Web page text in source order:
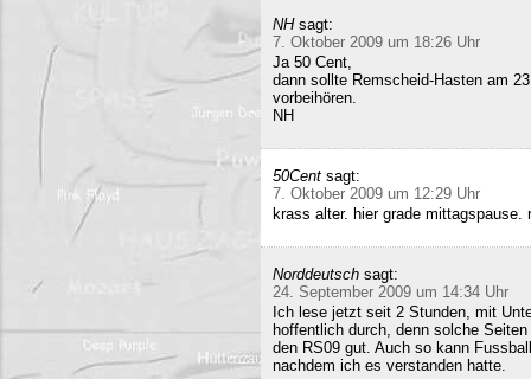
NH sagt:
7. Oktober 2009 um 18:26 Uhr
Ja 50 Cent,
dann sollte Remscheid-Hasten am
vorbeihören.
NH
50Cent sagt:
7. Oktober 2009 um 12:29 Uhr
krass alter. hier grade
Norddeutsch sagt:
24. September 2009 um 14:34 Uhr
Ich lese jetzt seit 2 Stunden, mit
hoffentlich durch, denn solche
den RS09 gut. Auch so kann
nachdem ich es verstanden hatte.